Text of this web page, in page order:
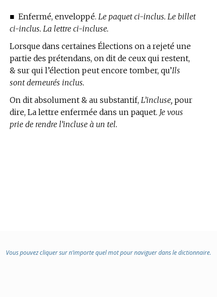
■ Enfermé, enveloppé. Le paquet ci-inclus. Le billet
ci-inclus. La lettre ci-incluse.
Lorsque dans certaines Élections on a rejeté une
partie des prétendans, on dit de ceux qui restent,
& sur qui l’élection peut encore tomber, qu’Ils
sont demeurés inclus.
On dit absolument & au substantif, L’incluse, pour
dire, La lettre enfermée dans un paquet. Je vous
prie de rendre l’incluse à un tel.
Vous pouvez cliquer sur n’importe quel mot pour naviguer dans le dictionnaire.